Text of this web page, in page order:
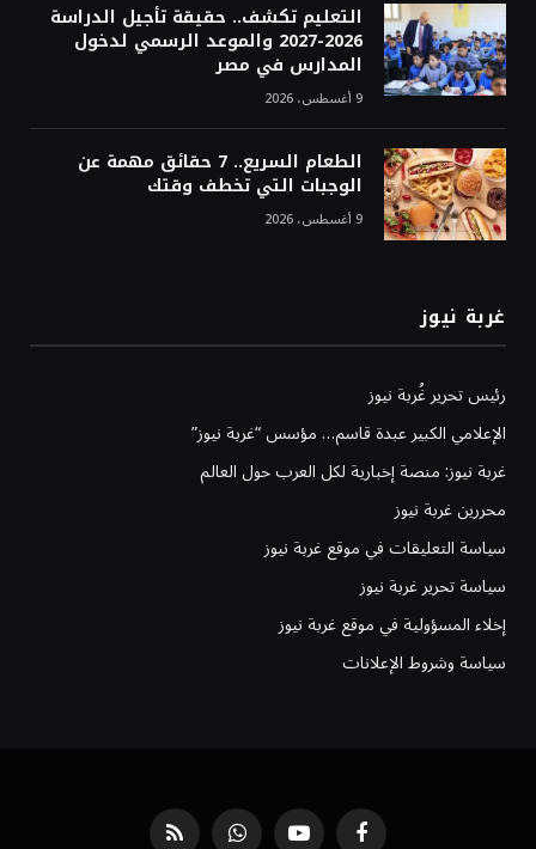
التعليم تكشف.. حقيقة تأجيل الدراسة
2026-2027 والموعد الرسمي لدخول
المدارس في مصر
9 أغسطس، 2026
الطعام السريع.. 7 حقائق مهمة عن
الوجبات التي تخطف وقتك
9 أغسطس، 2026
غربة نيوز
رئيس تحرير غُربة نيوز
الإعلامي الكبير عبدة قاسم… مؤسس “غربة نيوز”
غربة نيوز: منصة إخبارية لكل العرب حول العالم
محررين غربة نيوز
سياسة التعليقات في موقع غربة نيوز
سياسة تحرير غربة نيوز
إخلاء المسؤولية في موقع غربة نيوز
سياسة وشروط الإعلانات
فيسبوك يوتيوب واتساب RSS